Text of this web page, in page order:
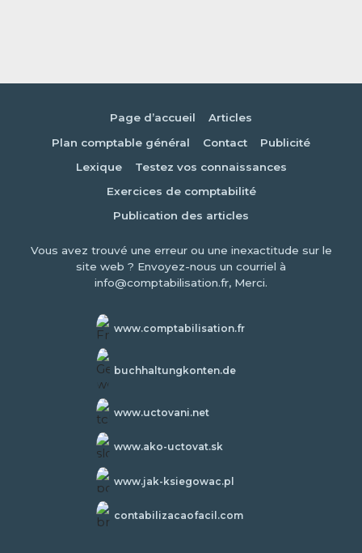
Page d’accueil
Articles
Plan comptable général
Contact
Publicité
Lexique
Testez vos connaissances
Exercices de comptabilité
Publication des articles
Vous avez trouvé une erreur ou une inexactitude sur le
site web ? Envoyez-nous un courriel à
info@comptabilisation.fr, Merci.
www.comptabilisation.fr
buchhaltungkonten.de
www.uctovani.net
www.ako-uctovat.sk
www.jak-ksiegowac.pl
contabilizacaofacil.com